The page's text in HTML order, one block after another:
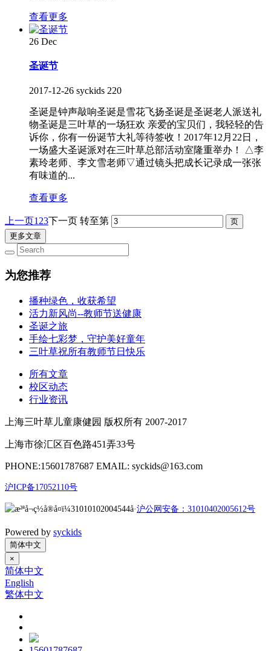
查看更多
26 Dec
圣诞节
2017-12-26 syckids 220
圣诞是钟声敲响圣诞是雪花飞扬圣诞是圣诞老人派送礼
物圣诞是三叶草的一场狂欢 亲爱的宝贝们，我轻轻的告
诉你，你有一份诞节大礼等待签收！2017年12月22日，
一场盛大圣诞派对在三叶草总部活动室隆重举办！ △李
素玲老师、李文雪老师▽通过镜头把成长记录成一张张
有味道的...
查看更多
上一页1 23下一页 转至第
更多文章
为您推荐
播种绿色，收获希望
活力新风尚--教师节送健康
圣诞之旅
手绘七彩梦，守护美好童年
三叶草祝所有教师节日快乐
所有文章
校区动态
行业资讯
上海三叶草儿童康健园 版权所有 2007-2017
上海市徐汇区百色路451弄33号
PHONE:15601787687 EMAIL: syckids@163.com
沪ICP备17052110号
沪公网安备：31010402005612号
Powered by syckids
简体中文
×
简体中文
English
繁体中文